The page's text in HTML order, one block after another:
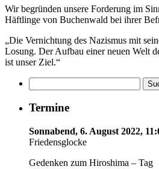
Wir begründen unsere Forderung im
Häftlinge von Buchenwald bei ihrer
„Die Vernichtung des Nazismus mit
Losung. Der Aufbau einer neuen Welt
ist unser Ziel.“
Termine
Sonnabend, 6. August 2022,
Friedensglocke
Gedenken zum Hiroshima – Tag